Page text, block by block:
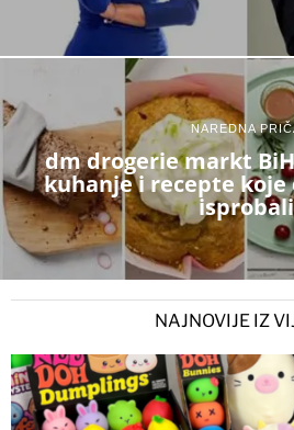
NAREDNA
dm drogerie markt
kuhanje i recepte koje
isprobali
NAJNOVIJE IZ